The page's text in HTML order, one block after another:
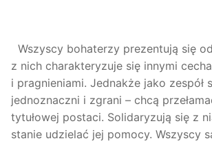
Wszyscy bohaterzy prezentują się
z nich charakteryzuje się innymi
i pragnieniami. Jednakże jako zespół
jednoznaczni i zgrani – chcą
tytułowej postaci. Solidaryzują się z
stanie udzielać jej pomocy. Wszyscy